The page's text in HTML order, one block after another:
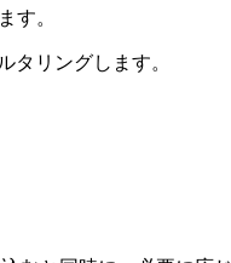
す。
タリングします。